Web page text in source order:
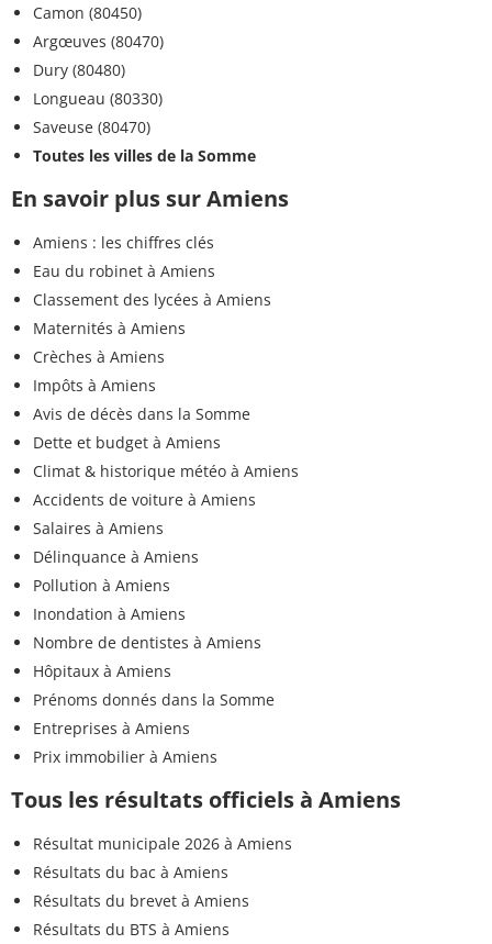
Camon (80450)
Argœuves (80470)
Dury (80480)
Longueau (80330)
Saveuse (80470)
Toutes les villes de la Somme
En savoir plus sur Amiens
Amiens : les chiffres clés
Eau du robinet à Amiens
Classement des lycées à Amiens
Maternités à Amiens
Crèches à Amiens
Impôts à Amiens
Avis de décès dans la Somme
Dette et budget à Amiens
Climat & historique météo à Amiens
Accidents de voiture à Amiens
Salaires à Amiens
Délinquance à Amiens
Pollution à Amiens
Inondation à Amiens
Nombre de dentistes à Amiens
Hôpitaux à Amiens
Prénoms donnés dans la Somme
Entreprises à Amiens
Prix immobilier à Amiens
Tous les résultats officiels à Amiens
Résultat municipale 2026 à Amiens
Résultats du bac à Amiens
Résultats du brevet à Amiens
Résultats du BTS à Amiens